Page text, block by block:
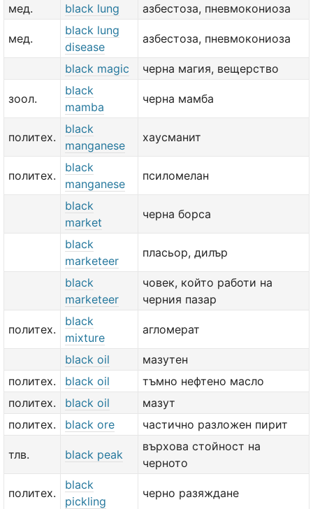
мед.
black lung азбестоза, пневмокониоза
мед.
black lung
disease
азбестоза, пневмокониоза
black magic черна магия, вещерство
зоол.
black
mamba
черна мамба
политех.
black
manganese
хаусманит
политех.
black
manganese
псиломелан
black
market
черна борса
black
marketeer
пласьор, дилър
black
marketeer
човек, който работи на
черния пазар
политех.
black
mixture
агломерат
black oil
мазутен
политех.
black oil
тъмно нефтено масло
политех.
black oil
мазут
политех.
black ore частично разложен пирит
тлв. black peak
върхова стойност на
черното
политех.
black
pickling
черно разяждане